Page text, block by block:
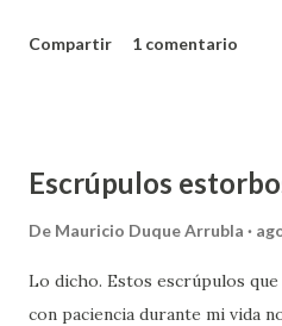
Compartir 1 comentario
Escrúpulos
De Mauricio Duque Arrubla
Lo dicho. Estos escrúpulos
con paciencia durante mi vida